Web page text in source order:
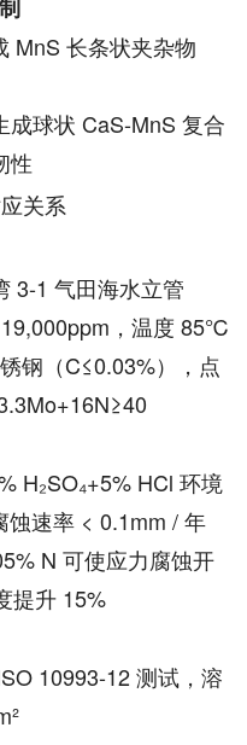
MnS 长条状夹杂物
成球状 CaS-MnS 复合
性
关系
3-1 气田海水立管
，温度 85℃
钢（C≤0.03%），点
H₂SO₄+5% HCl 环境
蚀速率 < 0.1mm / 年
N 可使应力腐蚀开
提升 15%
10993-12 测试，溶